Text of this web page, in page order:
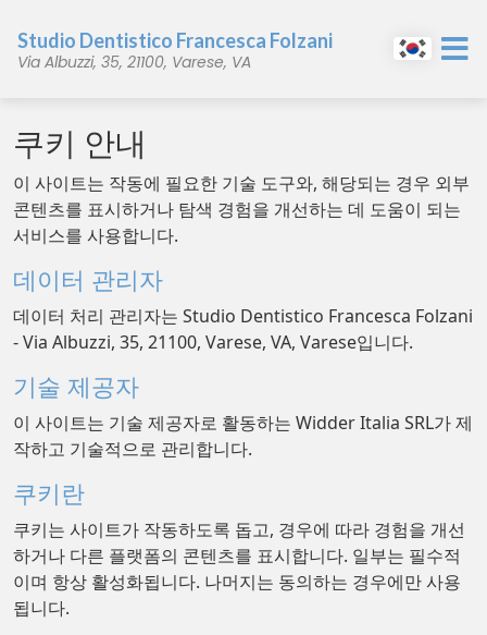
Studio Dentistico Francesca Folzani
Via Albuzzi, 35, 21100, Varese, VA
쿠키 안내
이 사이트는 작동에 필요한 기술 도구와, 해당되는 경우 외부
콘텐츠를 표시하거나 탐색 경험을 개선하는 데 도움이 되는
서비스를 사용합니다.
데이터 관리자
데이터 처리 관리자는 Studio Dentistico Francesca Folzani
- Via Albuzzi, 35, 21100, Varese, VA, Varese입니다.
기술 제공자
이 사이트는 기술 제공자로 활동하는 Widder Italia SRL가 제
작하고 기술적으로 관리합니다.
쿠키란
쿠키는 사이트가 작동하도록 돕고, 경우에 따라 경험을 개선
하거나 다른 플랫폼의 콘텐츠를 표시합니다. 일부는 필수적
이며 항상 활성화됩니다. 나머지는 동의하는 경우에만 사용
됩니다.